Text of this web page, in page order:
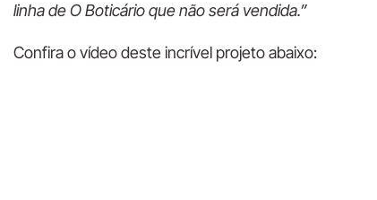
linha de O Boticário que não será vendida.”
Confira o vídeo deste incrível projeto abaixo: